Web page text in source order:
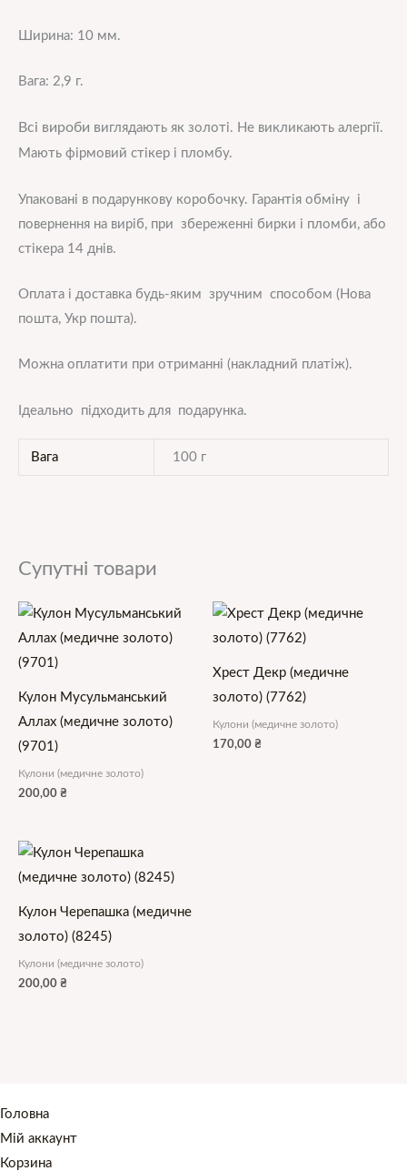
Ширина: 10 мм.
Вага: 2,9 г.
Всі вироби виглядають як золоті. Не викликають алергії.
Мають фірмовий стікер і пломбу.
Упаковані в подарункову коробочку. Гарантія обміну і
повернення на виріб, при збереженні бирки і пломби, або
стікера 14 днів.
Оплата і доставка будь-яким зручним способом (Нова
пошта, Укр пошта).
Можна оплатити при отриманні (накладний платіж).
Ідеально підходить для подарунка.
Вага 100 г
Супутні товари
Кулон Мусульманський
Аллах (медичне золото)
(9701)
Кулони (медичне золото)
200,00 ₴
Хрест Декр (медичне
золото) (7762)
Кулони (медичне золото)
170,00 ₴
Кулон Черепашка (медичне
золото) (8245)
Кулони (медичне золото)
200,00 ₴
Головна
Мій аккаунт
Корзина